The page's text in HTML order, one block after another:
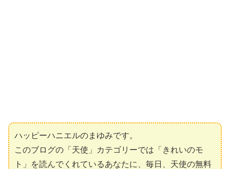
ハッピーハニエルのまゆみです。
このブログの「天使」カテゴリーでは「きれいのモ
ト」を読んでくれているあなたに、毎日、天使の無料